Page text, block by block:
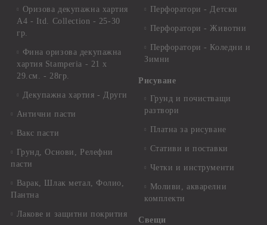
Оризова декупажна хартия
А4 - Itd. Collection - 25-30
гр.
Фина оризова декупажна
хартия Stamperia - 21 х
29.см. - 28гр.
Декупажна хартия - Други
Антични пасти
Вакс пасти
Грунд, Основи, Релефни
пасти
Варак, Шлак метал, Фолио,
Пантна
Лакове и защитни покрития
Перфоратори - Детски
Перфоратори - Животни
Перфоратори - Коледни и
Зимни
Рисуване
Грунд и почистващи
разтвори
Платна за рисуване
Стативи и поставки
Четки и инструменти
Моливи, акварелни
комплекти
Свещи